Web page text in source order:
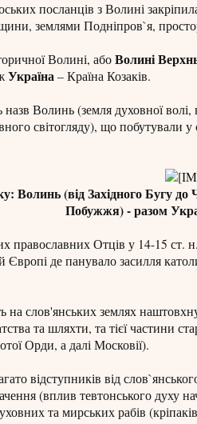
посланців з Волині
землями Подніпров`я,
Волині, або Волині
Україна – Країна Козаків.
Волинь (земля духовної
світогляду), що побутували
Волинь (від Західного Бугу
Побужжя) - разом
православних Отців у 14-15 ст.
Європі де панувало засилля
на слов'янських землях
та шляхти, та тієї
Орди, а далі Московії).
відступників від
(вплив тевтонського
та мирських рабів